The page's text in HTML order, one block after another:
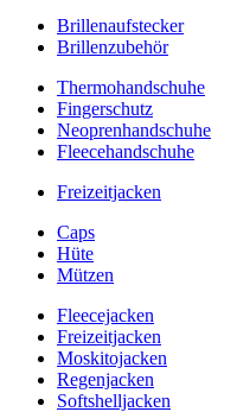
Brillenaufstecker
Brillenzubehör
Thermohandschuhe
Fingerschutz
Neoprenhandschuhe
Fleecehandschuhe
Freizeitjacken
Caps
Hüte
Mützen
Fleecejacken
Freizeitjacken
Moskitojacken
Regenjacken
Softshelljacken